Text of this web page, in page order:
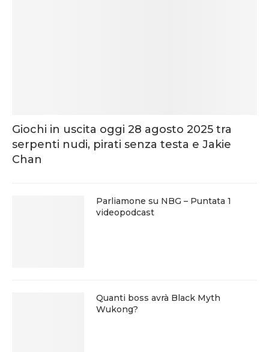
Giochi in uscita oggi 28 agosto 2025 tra
serpenti nudi, pirati senza testa e Jakie
Chan
Parliamone su NBG – Puntata 1
videopodcast
Quanti boss avrà Black Myth
Wukong?